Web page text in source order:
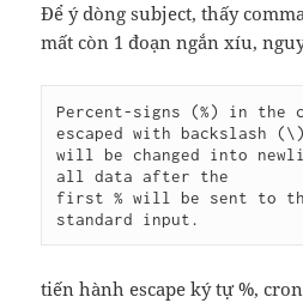
Để ý dòng subject, thấy
mất còn 1 đoạn ngắn xíu,
Percent-signs (%) in the
escaped with backslash
will be changed into
all data after the
first % will be sent to the
standard input.
tiến hành escape ký tự %,